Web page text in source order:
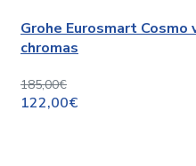
Grohe Eurosmart Cosmo
chromas
185,00€
122,00€